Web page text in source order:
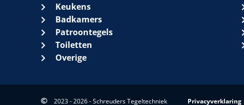
Keukens
Badkamers
Patroontegels
Toiletten
Overige
2023 - 2026 - Schreuders Tegeltechniek Privacyverklaring